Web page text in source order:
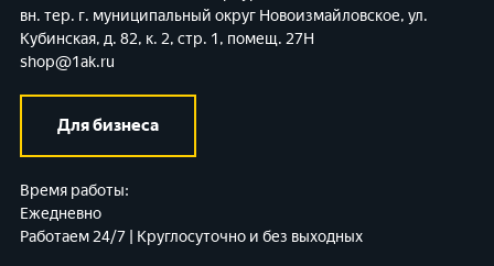
вн. тер. г. муниципальный округ Новоизмайловское, ул.
Кубинская, д. 82, к. 2, стр. 1, помещ. 27Н
shop@1ak.ru
Для бизнеса
Время работы:
Ежедневно
Работаем 24/7 | Круглосуточно и без выходных